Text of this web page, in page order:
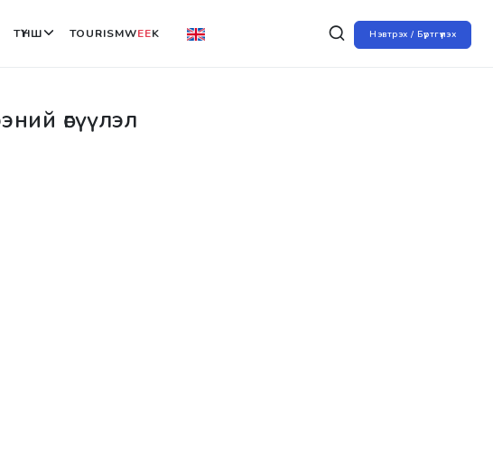
Нэвтрэх / Бүртгүүлэх
ТҮНШ TOURISMWEEK
өгүүлэл